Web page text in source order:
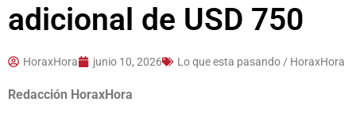
adicional de USD 750
HoraxHora junio 10, 2026 Lo que esta pasando / HoraxHora
Redacción HoraxHora